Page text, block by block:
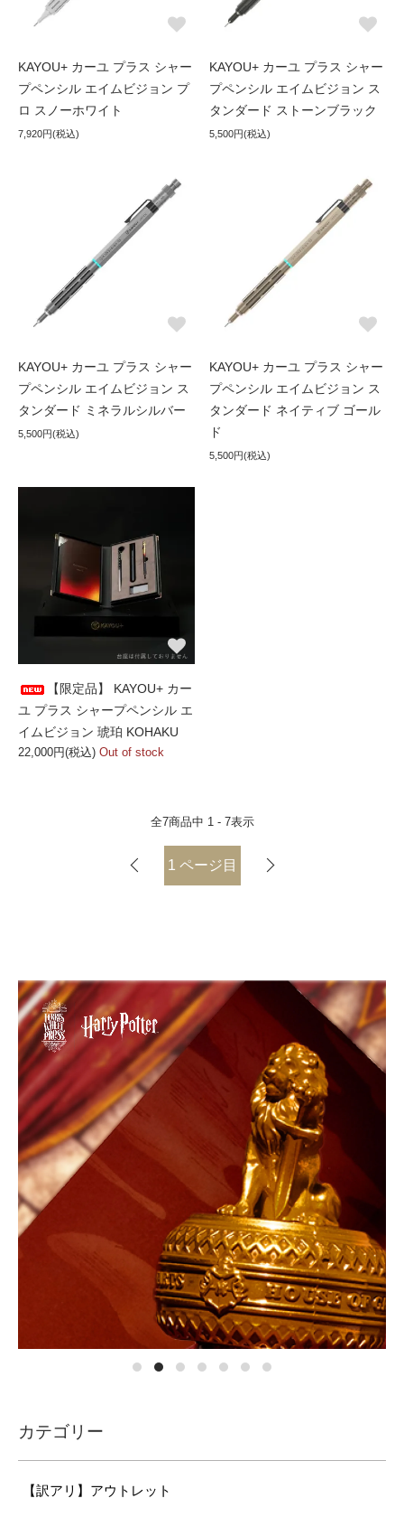
KAYOU+ カーユ プラス シャー
プペンシル エイムビジョン プ
ロ スノーホワイト
7,920円(税込)
KAYOU+ カーユ プラス シャー
プペンシル エイムビジョン ス
タンダード ストーンブラック
5,500円(税込)
KAYOU+ カーユ プラス シャー
プペンシル エイムビジョン ス
タンダード ミネラルシルバー
5,500円(税込)
KAYOU+ カーユ プラス シャー
プペンシル エイムビジョン ス
タンダード ネイティブ ゴール
ド
5,500円(税込)
【限定品】 KAYOU+ カー
ユ プラス シャープペンシル エ
イムビジョン 琥珀 KOHAKU
22,000円(税込) Out of stock
全7商品中 1 - 7表示
1 ページ目
カテゴリー
【訳アリ】アウトレット